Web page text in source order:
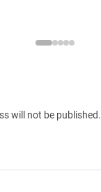
will not be published.